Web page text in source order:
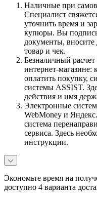
Наличные при
Специалист
уточнить время и
купюры. Вы
документы, вносите
товар и чек.
Безналичный
интернет-магазине:
оплатить покупку,
системы ASSIST.
действия и имя
Электронные
WebMoney и
система
сервиса. Здесь
инструкции.
Экономьте время на
доступно 4 варианта